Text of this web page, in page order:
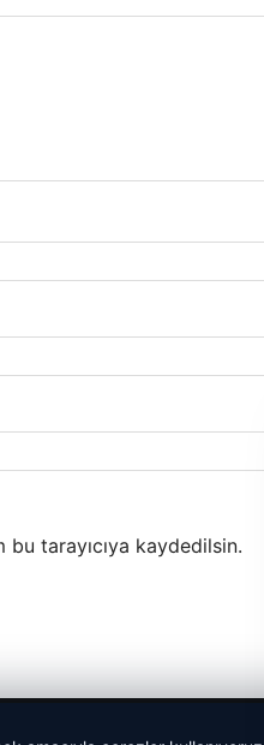
tarayıcıya kaydedilsin.